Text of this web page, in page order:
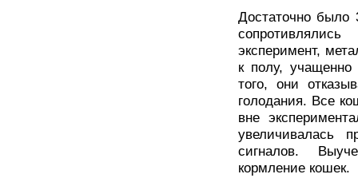
Достаточно было
эксперимент,
к полу,
того, они
голодания. Все
вне
увеличивалась
сигналов.
кормление кошек.